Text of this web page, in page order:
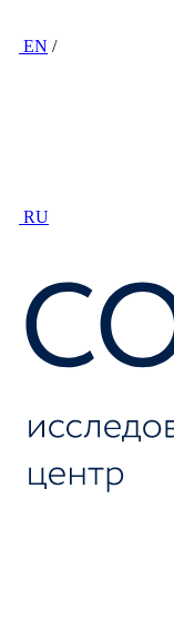
EN /
RU